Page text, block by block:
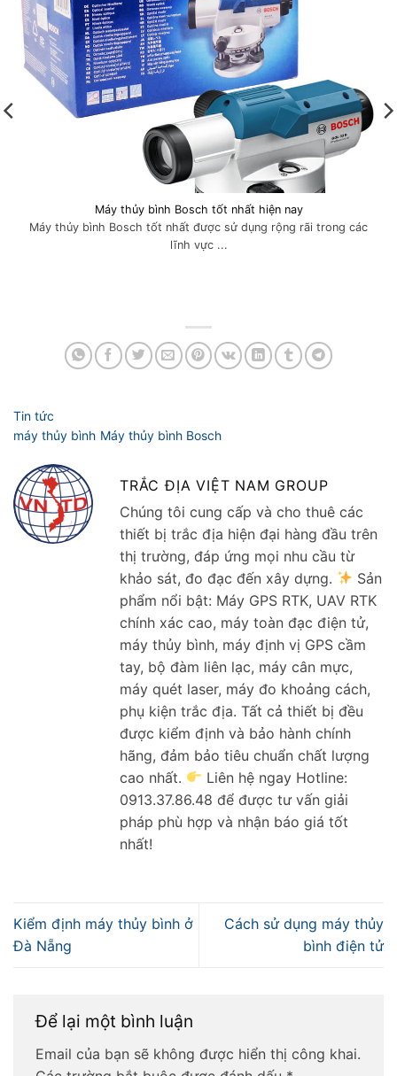
Máy thủy bình Bosch tốt nhất hiện nay
Máy thủy bình Bosch tốt nhất được sử dụng rộng rãi trong các
lĩnh vực ...
TRẮC ĐỊA VIỆT NAM GROUP
Chúng tôi cung cấp và cho thuê các
thiết bị trắc địa hiện đại hàng đầu trên
thị trường, đáp ứng mọi nhu cầu từ
khảo sát, đo đạc đến xây dựng.
Sản
phẩm nổi bật: Máy GPS RTK, UAV RTK
chính xác cao, máy toàn đạc điện tử,
máy thủy bình, máy định vị GPS cầm
tay, bộ đàm liên lạc, máy cân mực,
máy quét laser, máy đo khoảng cách,
phụ kiện trắc địa. Tất cả thiết bị đều
được kiểm định và bảo hành chính
hãng, đảm bảo tiêu chuẩn chất lượng
cao nhất.
Liên hệ ngay Hotline:
0913.37.86.48 để được tư vấn giải
pháp phù hợp và nhận báo giá tốt
nhất!
Kiểm định máy thủy bình ở
Đà Nẵng
Cách sử dụng máy thủy
bình điện tử
Để lại một bình luận
Email của bạn sẽ không được hiển thị công khai.